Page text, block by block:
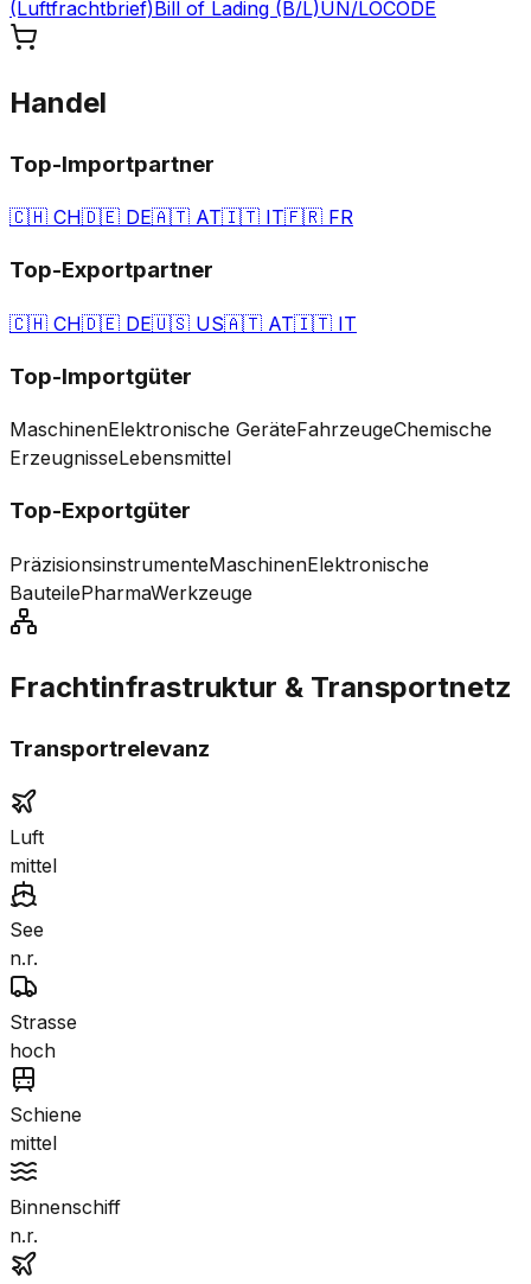
(Luftfrachtbrief)Bill of Lading (B/L)UN/LOCODE
Handel
Top-Importpartner
🇨🇭 CH🇩🇪 DE🇦🇹 AT🇮🇹 IT🇫🇷 FR
Top-Exportpartner
🇨🇭 CH🇩🇪 DE🇺🇸 US🇦🇹 AT🇮🇹 IT
Top-Importgüter
MaschinenElektronische GeräteFahrzeugeChemische
ErzeugnisseLebensmittel
Top-Exportgüter
PräzisionsinstrumenteMaschinenElektronische
BauteilePharmaWerkzeuge
Frachtinfrastruktur & Transportnetz
Transportrelevanz
Luft
mittel
See
n.r.
Strasse
hoch
Schiene
mittel
Binnenschiff
n.r.